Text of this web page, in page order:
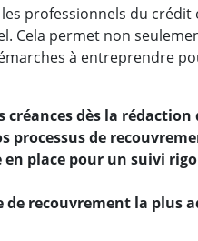
professionnels du
Cela permet non
à entreprendre
créances dès la
processus de
place pour un suivi
recouvrement la plus